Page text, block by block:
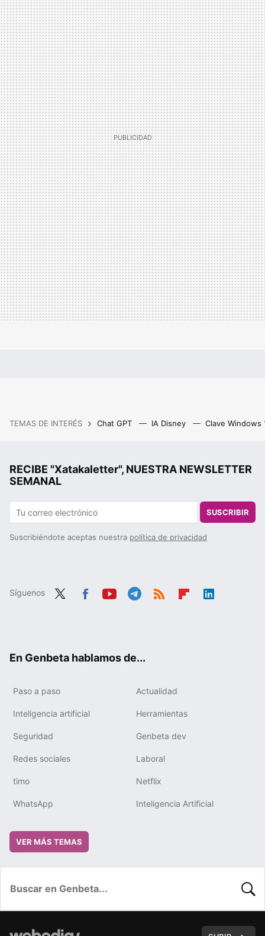
TEMAS DE INTERÉS Chat GPT IA Disney Clave Windows
RECIBE "Xatakaletter", NUESTRA NEWSLETTER
SEMANAL
SUSCRIBIR
Suscribiéndote aceptas nuestra política de privacidad
Síguenos
En Genbeta hablamos de...
Paso a paso Actualidad
Inteligencia artificial Herramientas
Seguridad Genbeta dev
Redes sociales Laboral
timo Netflix
WhatsApp Inteligencia Artificial
VER MÁS TEMAS